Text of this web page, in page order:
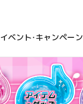
イベント・キャンペーン